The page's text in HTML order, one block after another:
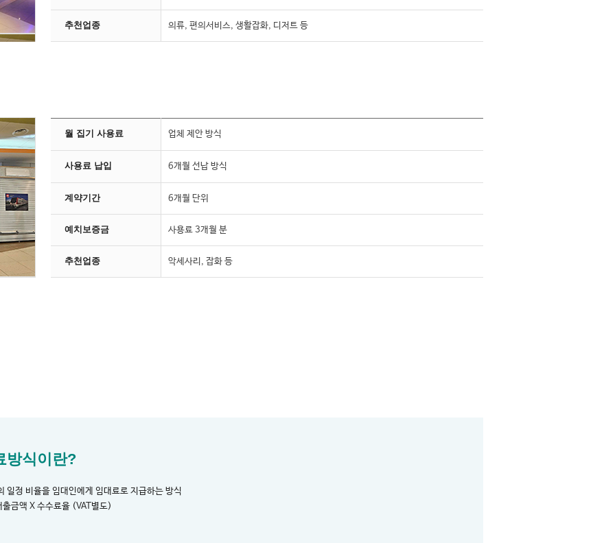
추천업종 의류, 편의서비스, 생활잡화, 디저트 등
월 집기 사용료 업체 제안 방식
사용료 납입 6개월 선납 방식
계약기간 6개월 단위
예치보증금 사용료 3개월 분
추천업종 악세사리, 잡화 등
방식이란?
일정 비율을 임대인에게 임대료로 지급하는 방식
금액 X 수수료율 (VAT별도)